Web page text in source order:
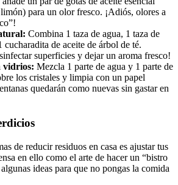
para un olor fresco. ¡Adiós, olores a
Combina 1 taza de agua, 1 taza de
de aceite de árbol de té.
superficies y dejar un aroma fresco!
vidrios: Mezcla 1 parte de agua y 1 parte de
los cristales y limpia con un papel
quedarán como nuevas sin gastar en
de reducir residuos en casa es ajustar tus
en ello como el arte de hacer un “bistro
ideas para que no pongas la comida